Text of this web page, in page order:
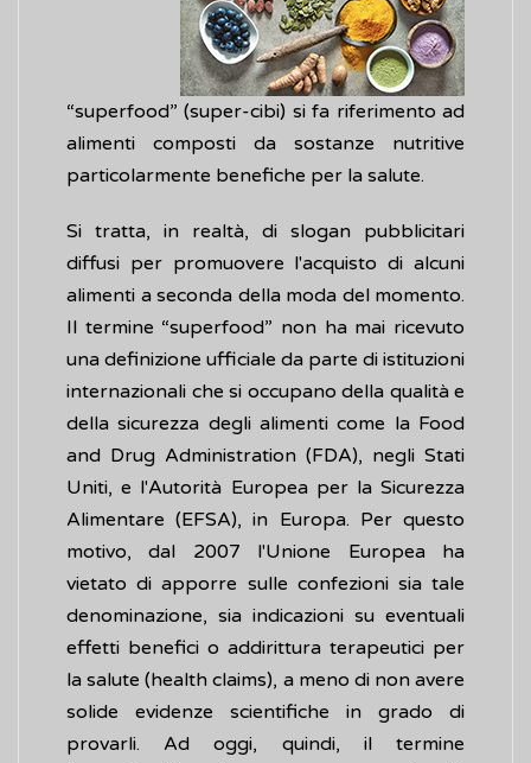
“superfood” (super-cibi) si fa riferimento ad
alimenti composti da sostanze nutritive
particolarmente benefiche per la salute.
Si tratta, in realtà, di slogan pubblicitari
diffusi per promuovere l'acquisto di alcuni
alimenti a seconda della moda del momento.
Il termine “superfood” non ha mai ricevuto
una definizione ufficiale da parte di istituzioni
internazionali che si occupano della qualità e
della sicurezza degli alimenti come la Food
and Drug Administration (FDA), negli Stati
Uniti, e l'Autorità Europea per la Sicurezza
Alimentare (EFSA), in Europa. Per questo
motivo, dal 2007 l'Unione Europea ha
vietato di apporre sulle confezioni sia tale
denominazione, sia indicazioni su eventuali
effetti benefici o addirittura terapeutici per
la salute (health claims), a meno di non avere
solide evidenze scientifiche in grado di
provarli. Ad oggi, quindi, il termine